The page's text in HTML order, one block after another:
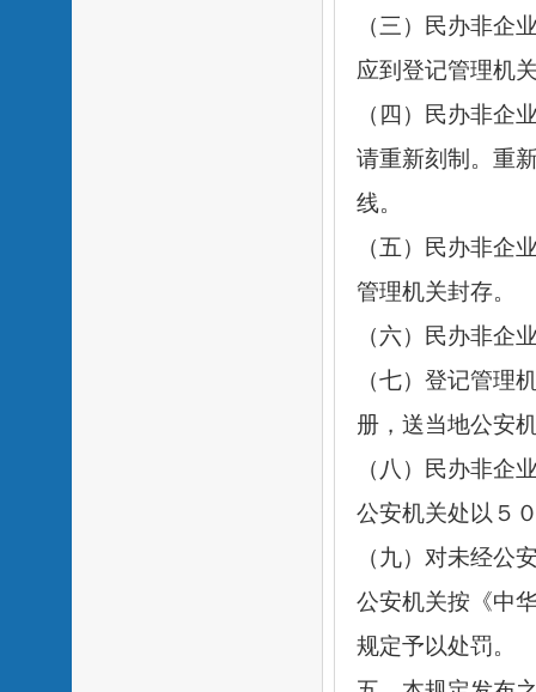
（三）民办非企
应到登记管理机
（四）民办非企
请重新刻制。重
线。
（五）民办非企
管理机关封存。
（六）民办非企
（七）登记管理
册，送当地公安
（八）民办非企
公安机关处以５
（九）对未经公
公安机关按《中
规定予以处罚。